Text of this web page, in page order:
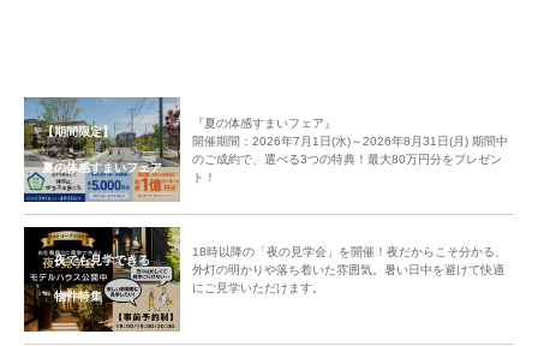
【期間限定】
夏の体感すまいフェア
『夏の体感すまいフェア』
開催期間：2026年7月1日(水)～2026年8月31日(月) 期間中
のご成約で、選べる3つの特典！最大80万円分をプレゼン
ト！
夜でも見学できる
物件特集
18時以降の「夜の見学会」を開催！夜だからこそ分かる、
外灯の明かりや落ち着いた雰囲気。暑い日中を避けて快適
にご見学いただけます。